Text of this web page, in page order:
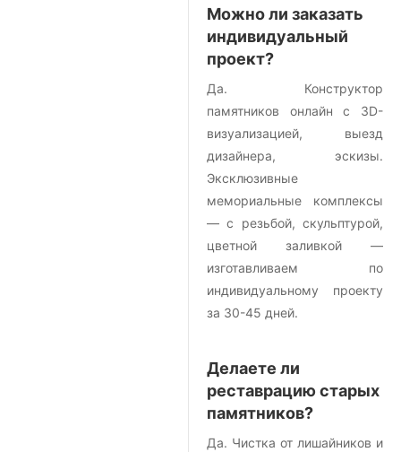
Можно ли заказать
индивидуальный
проект?
Да. Конструктор
памятников онлайн с 3D-
визуализацией, выезд
дизайнера, эскизы.
Эксклюзивные
мемориальные комплексы
— с резьбой, скульптурой,
цветной заливкой —
изготавливаем по
индивидуальному проекту
за 30-45 дней.
Делаете ли
реставрацию старых
памятников?
Да. Чистка от лишайников и